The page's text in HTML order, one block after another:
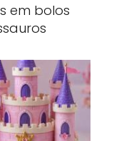
em bolos